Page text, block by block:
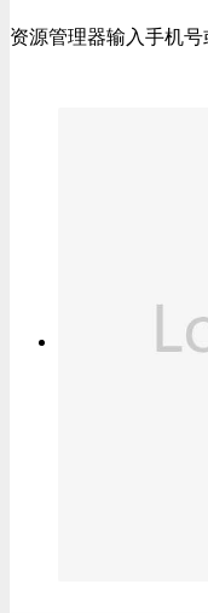
资源管理器输入手机号